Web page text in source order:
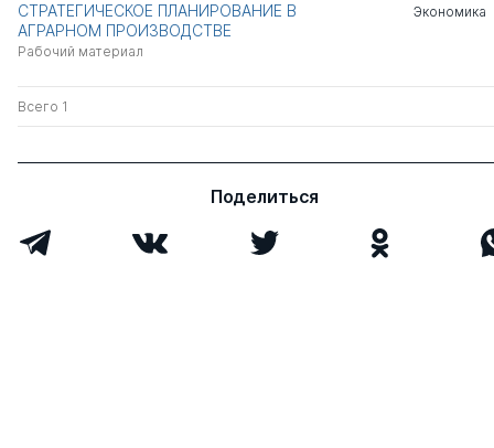
СТРАТЕГИЧЕСКОЕ ПЛАНИРОВАНИЕ В
АГРАРНОМ ПРОИЗВОДСТВЕ
Рабочий материал
Экономика
Всего 1
Поделиться